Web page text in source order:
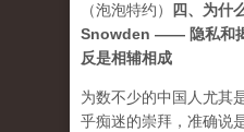
（泡泡特约）
四、为什
Snowden —— 隐私和
反是相辅相成
为数不少的中国人尤其
乎痴迷的崇拜，准确说